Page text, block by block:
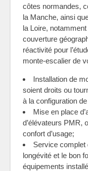
côtes normandes,
la Manche, ainsi
la Loire,
couverture
réactivité pour
monte-escalier de
Installation de
soient droits ou
à la configuration
Mise en place
d’élévateurs PMR,
confort d’usage;
Service complet
longévité et le bon
équipements